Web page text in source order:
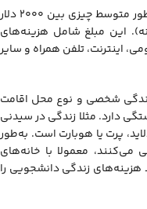
هزینه زندگی در استرالیا برای دانشجویان به‌طور متوسط چیزی بین ۲۰۰۰ دلار
این مبلغ شامل هزینه‌های
اینترنت، تلفن همراه و سایر
شخصی و نوع محل اقامت
دارد. مثلا زندگی در سیدنی
پرت یا هوبارت است. به‌طور
می‌کنند، معمولا با خانه‌های
زندگی دانشجویی را